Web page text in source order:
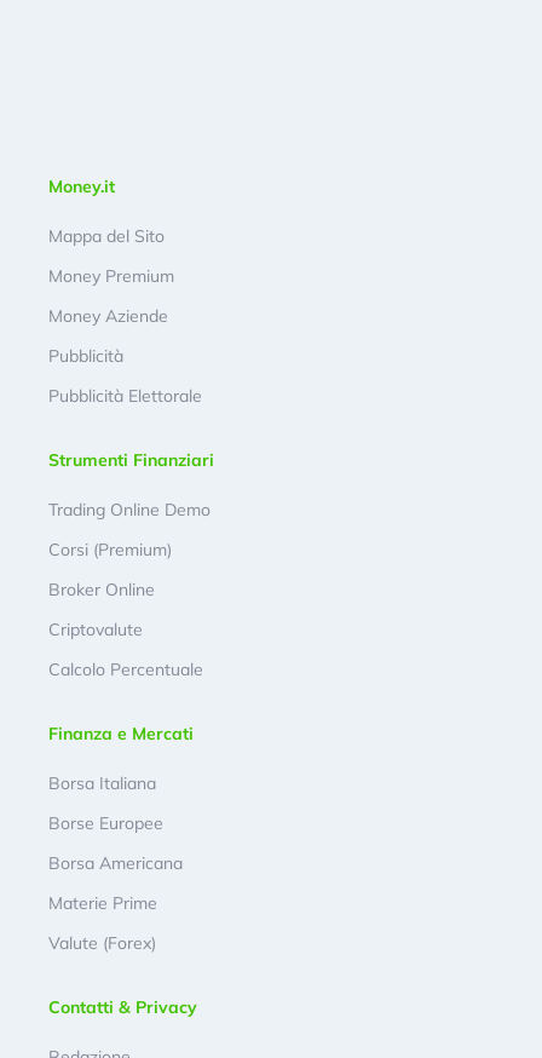
Money.it
Mappa del Sito
Money Premium
Money Aziende
Pubblicità
Pubblicità Elettorale
Strumenti Finanziari
Trading Online Demo
Corsi (Premium)
Broker Online
Criptovalute
Calcolo Percentuale
Finanza e Mercati
Borsa Italiana
Borse Europee
Borsa Americana
Materie Prime
Valute (Forex)
Contatti & Privacy